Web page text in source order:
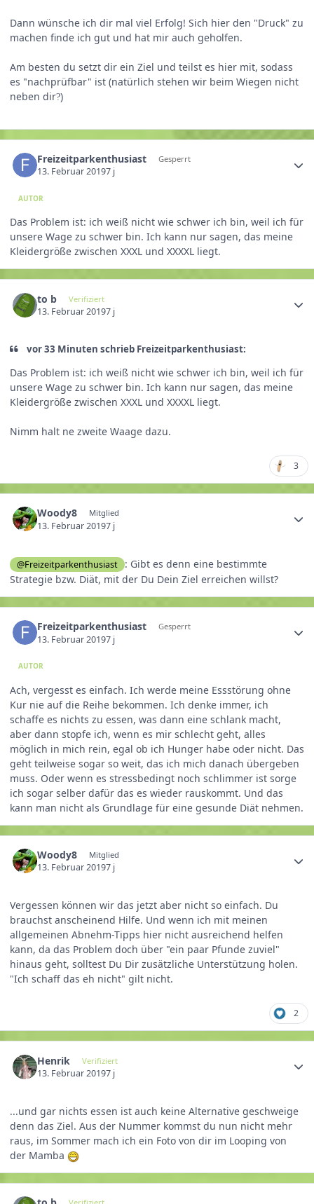
Dann wünsche ich dir mal viel Erfolg! Sich hier den "Druck" zu
machen finde ich gut und hat mir auch geholfen.
Am besten du setzt dir ein Ziel und teilst es hier mit, sodass
es "nachprüfbar" ist (natürlich stehen wir beim Wiegen nicht
neben dir?)
Freizeitparkenthusiast Gesperrt
13. Februar 20197 j
AUTOR
Das Problem ist: ich weiß nicht wie schwer ich bin, weil ich für
unsere Wage zu schwer bin. Ich kann nur sagen, das meine
Kleidergröße zwischen XXXL und XXXXL liegt.
to b Verifiziert
13. Februar 20197 j
vor 33 Minuten schrieb Freizeitparkenthusiast:
Das Problem ist: ich weiß nicht wie schwer ich bin, weil ich für
unsere Wage zu schwer bin. Ich kann nur sagen, das meine
Kleidergröße zwischen XXXL und XXXXL liegt.
Nimm halt ne zweite Waage dazu.
3
Woody8 Mitglied
13. Februar 20197 j
@Freizeitparkenthusiast
: Gibt es denn eine bestimmte
Strategie bzw. Diät, mit der Du Dein Ziel erreichen willst?
Freizeitparkenthusiast Gesperrt
13. Februar 20197 j
AUTOR
Ach, vergesst es einfach. Ich werde meine Essstörung ohne
Kur nie auf die Reihe bekommen. Ich denke immer, ich
schaffe es nichts zu essen, was dann eine schlank macht,
aber dann stopfe ich, wenn es mir schlecht geht, alles
möglich in mich rein, egal ob ich Hunger habe oder nicht. Das
geht teilweise sogar so weit, das ich mich danach übergeben
muss. Oder wenn es stressbedingt noch schlimmer ist sorge
ich sogar selber dafür das es wieder rauskommt. Und das
kann man nicht als Grundlage für eine gesunde Diät nehmen.
Woody8 Mitglied
13. Februar 20197 j
Vergessen können wir das jetzt aber nicht so einfach. Du
brauchst anscheinend Hilfe. Und wenn ich mit meinen
allgemeinen Abnehm-Tipps hier nicht ausreichend helfen
kann, da das Problem doch über "ein paar Pfunde zuviel"
hinaus geht, solltest Du Dir zusätzliche Unterstützung holen.
"Ich schaff das eh nicht" gilt nicht.
2
Henrik Verifiziert
13. Februar 20197 j
...und gar nichts essen ist auch keine Alternative geschweige
denn das Ziel. Aus der Nummer kommst du nun nicht mehr
raus, im Sommer mach ich ein Foto von dir im Looping von
der Mamba